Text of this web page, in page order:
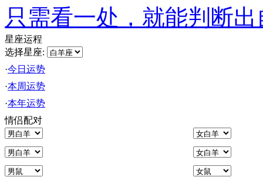
只需看一处，就能判断出
星座运程
选择星座:
·今日运势
·本周运势
·本年运势
情侣配对